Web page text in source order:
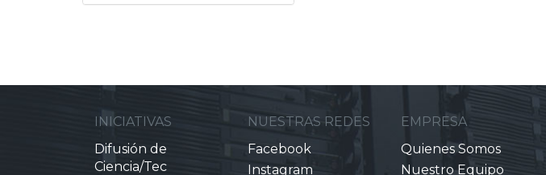
INICIATIVAS
Difusión de
Ciencia/Tec
NUESTRAS REDES
Facebook
Instagram
EMPRESA
Quienes Somos
Nuestro Equipo